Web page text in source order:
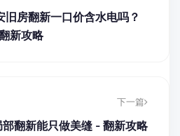
房翻新一口价含水电吗？
新攻略
下一篇
部翻新能只做美缝 - 翻新攻略